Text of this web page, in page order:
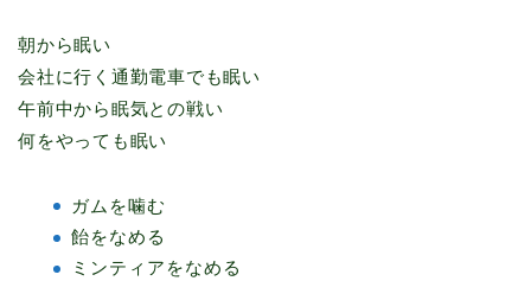
朝から眠い
会社に行く通勤電車でも眠い
午前中から眠気との戦い
何をやっても眠い
ガムを噛む
飴をなめる
ミンティアをなめる